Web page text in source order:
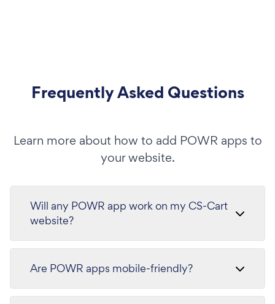
Frequently Asked Questions
Learn more about how to add POWR apps to
your website.
Will any POWR app work on my CS-Cart
website?
Are POWR apps mobile-friendly?